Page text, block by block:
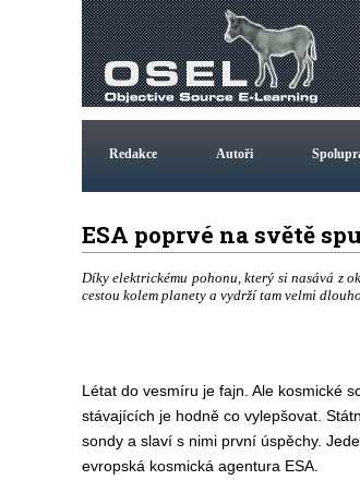
Redakce Autoři
ESA poprvé na světě
Díky elektrickému pohonu, který si nasává z
cestou kolem planety a vydrží tam velmi
Létat do vesmíru je fajn. Ale kosmické
stávajících je hodně co vylepšovat.
sondy a slaví s nimi první úspěchy.
evropská kosmická agentura ESA.